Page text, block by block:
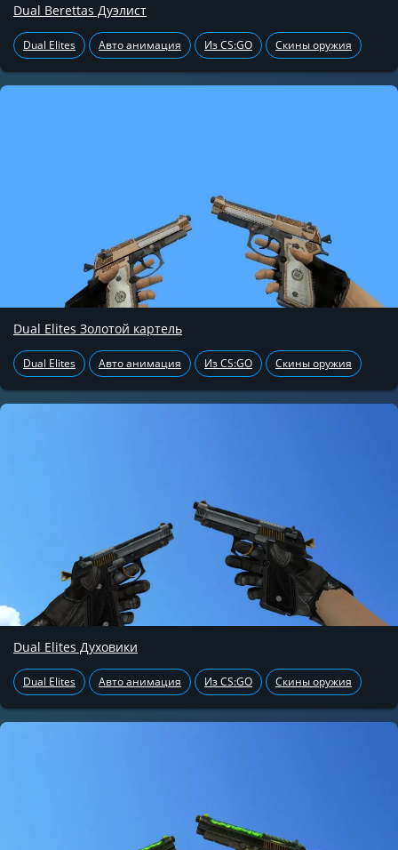
Dual Berettas Дуэлист
Dual Elites Авто анимация Из CS:GO Скины оружия
Dual Elites Золотой картель
Dual Elites Авто анимация Из CS:GO Скины оружия
Dual Elites Духовики
Dual Elites Авто анимация Из CS:GO Скины оружия